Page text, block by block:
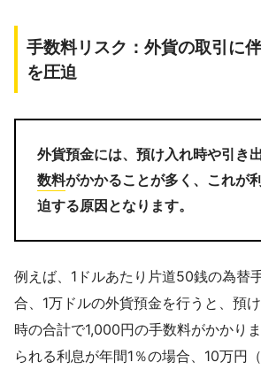
手数料リスク：外貨の取引に
を圧迫
外貨預金には、預け入れ時や引き
数料がかかることが多く、これが
迫する原因となります。
例えば、1ドルあたり片道50銭の為替
合、1万ドルの外貨預金を行うと、預
時の合計で1,000円の手数料がかかり
られる利息が年間1％の場合、10万円